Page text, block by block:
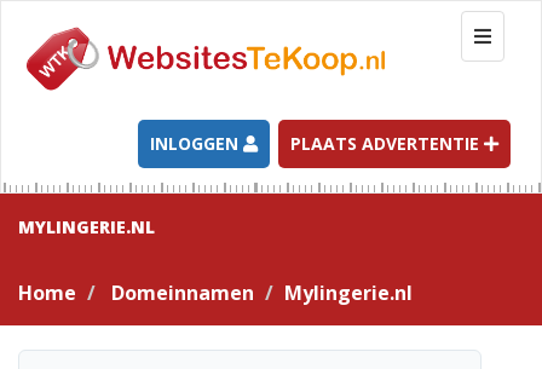
T
o
g
l
e
n
a
t
INLOGGEN PLAATS ADVERTENTIE
MYLINGERIE.NL
Home Domeinnamen Mylingerie.nl